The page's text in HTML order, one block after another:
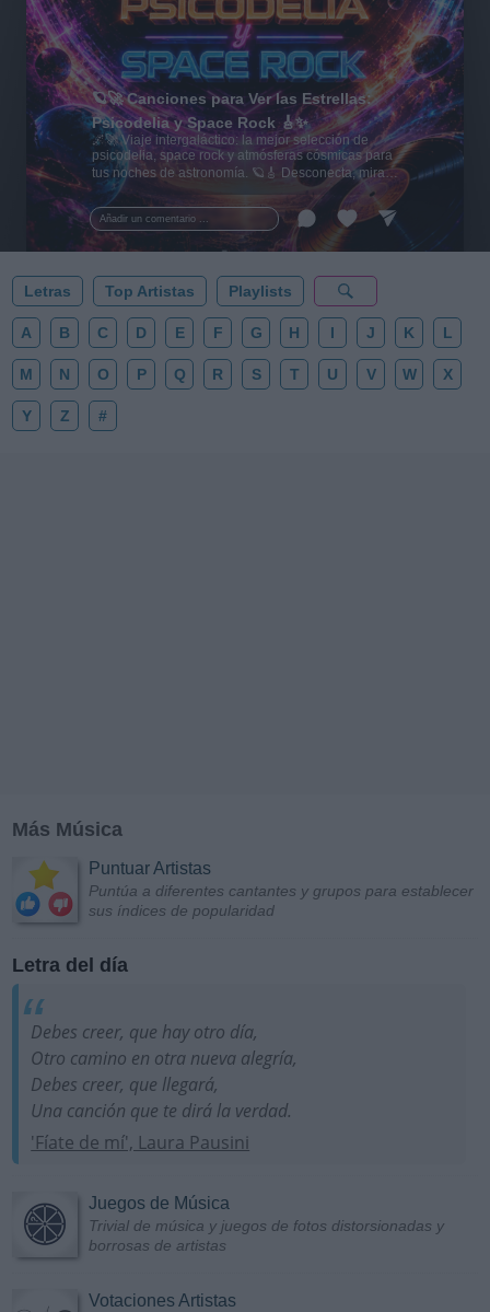
Añadir un comentario ...
🪐🚀 Canciones para Ver las Estrellas:
Psicodelia y Space Rock 🎸✨
🌌🚀 Viaje intergaláctico: la mejor selección de
psicodelia, space rock y atmósferas cósmicas para
tus noches de astronomía. 🪐🎸 Desconecta, mira
al firmamento y siente la gravedad cero. 💾 ¡Guarda
esta colección para tu próxima noche estrellada!
✨⭐
Letras Top Artistas Playlists
A B C D E F G H I J K L
M N O P Q R S T U V W X
Y Z #
Más Música
Puntuar Artistas
Puntúa a diferentes cantantes y grupos para establecer
sus índices de popularidad
Letra del día
Debes creer, que hay otro día,
Otro camino en otra nueva alegría,
Debes creer, que llegará,
Una canción que te dirá la verdad.
'Fíate de mí', Laura Pausini
Juegos de Música
Trivial de música y juegos de fotos distorsionadas y
borrosas de artistas
Votaciones Artistas